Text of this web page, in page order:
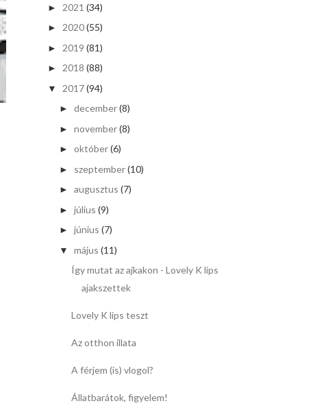
► 2021 (34)
► 2020(55)
► 2019 (81)
► 2018 (88)
▼ 2017(94)
► december(8)
► november(8)
► október(6)
► szeptember(10)
► augusztus (7)
► július (9)
► június (7)
▼ május (11)
Így mutat az ajkakon - Lovely K lips
ajakszettek
Lovely K lips teszt
Az otthon illata
A férjem (is) vlogol?
Állatbarátok, figyelem!